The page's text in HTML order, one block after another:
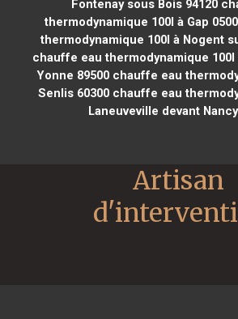
Fontenay sous Bois 94120
thermodynamique 100l à Gap
thermodynamique 100l à Nogent
chauffe eau thermodynamique
Yonne 89500 chauffe eau
Senlis 60300chauffe eau
Laneuveville devant
Artisan